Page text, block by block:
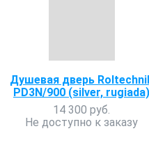
Душевая дверь
PD3N/900 (silver, rugiada)
14 300 руб.
Не доступно к заказу